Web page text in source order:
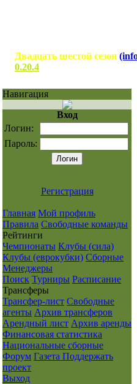
Двадцать шестой сезон
0.20.4
Навигация
Вход
Логин:
Пароль:
Регистрация
Главная Мой профиль
Правила Свободные команды
Рейтинги
Чемпионаты Клубы (сила)
Клубы (еврокубки) Сборные
Менеджеры
Поиск Турниры Расписание
Транcферы
Трансфер-лист Свободные
агенты Архив трансферов
Арендный лист Архив аренды
Финансовая статистика
Национальные сборные
Форум Газета Поддержать
проект
Выход